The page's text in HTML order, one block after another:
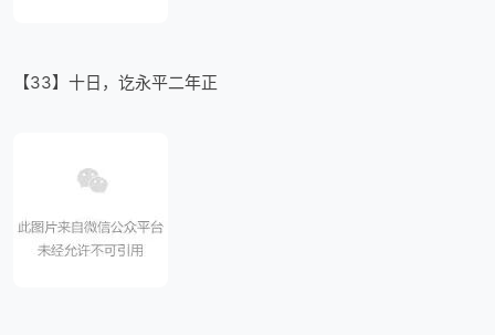
【33】十日，讫永平二年正